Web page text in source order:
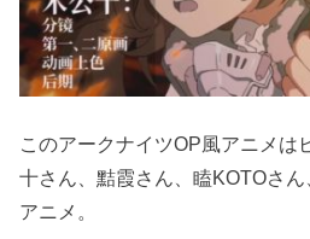
このアークナイツOP風アニメは
十さん、黠霞さん、瞌KOTOさ
アニメ。